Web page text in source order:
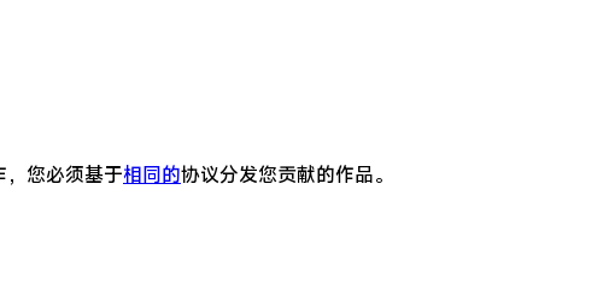
您必须基于相同的协议分发您贡献的作品。